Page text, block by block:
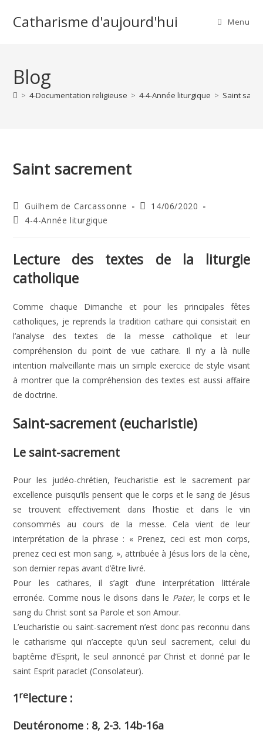
Catharisme d'aujourd'hui Menu
Blog
> 4-Documentation religieuse > 4-4-Année liturgique > Saint
Saint sacrement
Auteur/autrice
de
Guilhem de Carcassonne
Publication
14/06/2020
Post4-4-Année liturgique
Lecture des textes de la liturgie
catholique
Comme chaque Dimanche et pour les principales fêtes
catholiques, je reprends la tradition cathare qui consistait en
l’analyse des textes de la messe catholique et leur
compréhension du point de vue cathare. Il n’y a là nulle
intention malveillante mais un simple exercice de style visant
à montrer que la compréhension des textes est aussi affaire
de doctrine.
Saint-sacrement (eucharistie)
Le saint-sacrement
Pour les judéo-chrétien, l’eucharistie est le sacrement par
excellence puisqu’ils pensent que le corps et le sang de Jésus
se trouvent effectivement dans l’hostie et dans le vin
consommés au cours de la messe. Cela vient de leur
interprétation de la phrase : « Prenez, ceci est mon corps,
prenez ceci est mon sang. », attribuée à Jésus lors de la cène,
son dernier repas avant d’être livré.
Pour les cathares, il s’agit d’une interprétation littérale
erronée. Comme nous le disons dans le Pater, le corps et le
sang du Christ sont sa Parole et son Amour.
L’eucharistie ou saint-sacrement n’est donc pas reconnu dans
le catharisme qui n’accepte qu’un seul sacrement, celui du
baptême d’Esprit, le seul annoncé par Christ et donné par le
saint Esprit paraclet (Consolateur).
1relecture :
Deutéronome : 8, 2-3. 14b-16a